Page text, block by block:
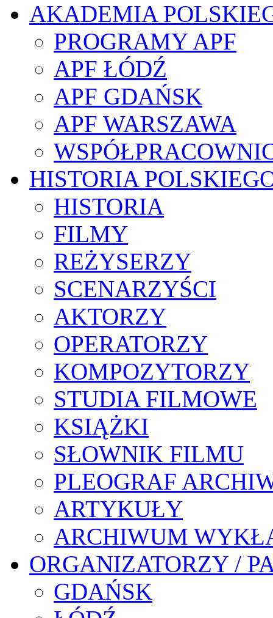
AKADEMIA
PROGRAMY APF
APF ŁÓDŹ
APF GDAŃSK
APF WARSZAWA
HISTORIA
HISTORIA
FILMY
REŻYSERZY
SCENARZYŚCI
AKTORZY
OPERATORZY
KOMPOZYTORZY
STUDIA FILMOWE
KSIĄŻKI
SŁOWNIK FILMU
PLEOGRAF
ARTYKUŁY
ARCHIWUM
ORGANIZATORZY /
GDAŃSK